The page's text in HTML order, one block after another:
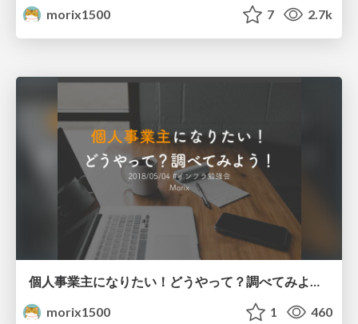
morix1500
7 2.7k
個人事業主になりたい！どうやって？調べてみよう！
morix1500
1 460